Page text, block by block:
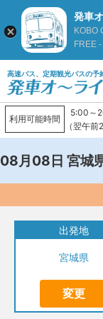
高速バス、定期観光バスの予
利用可能時間
5:00～
（翌午前
08月08日 宮城
出発地
宮城県
変更
発車
KOBO
FREE